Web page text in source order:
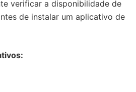
verificar a disponibilidade de
de instalar um aplicativo de